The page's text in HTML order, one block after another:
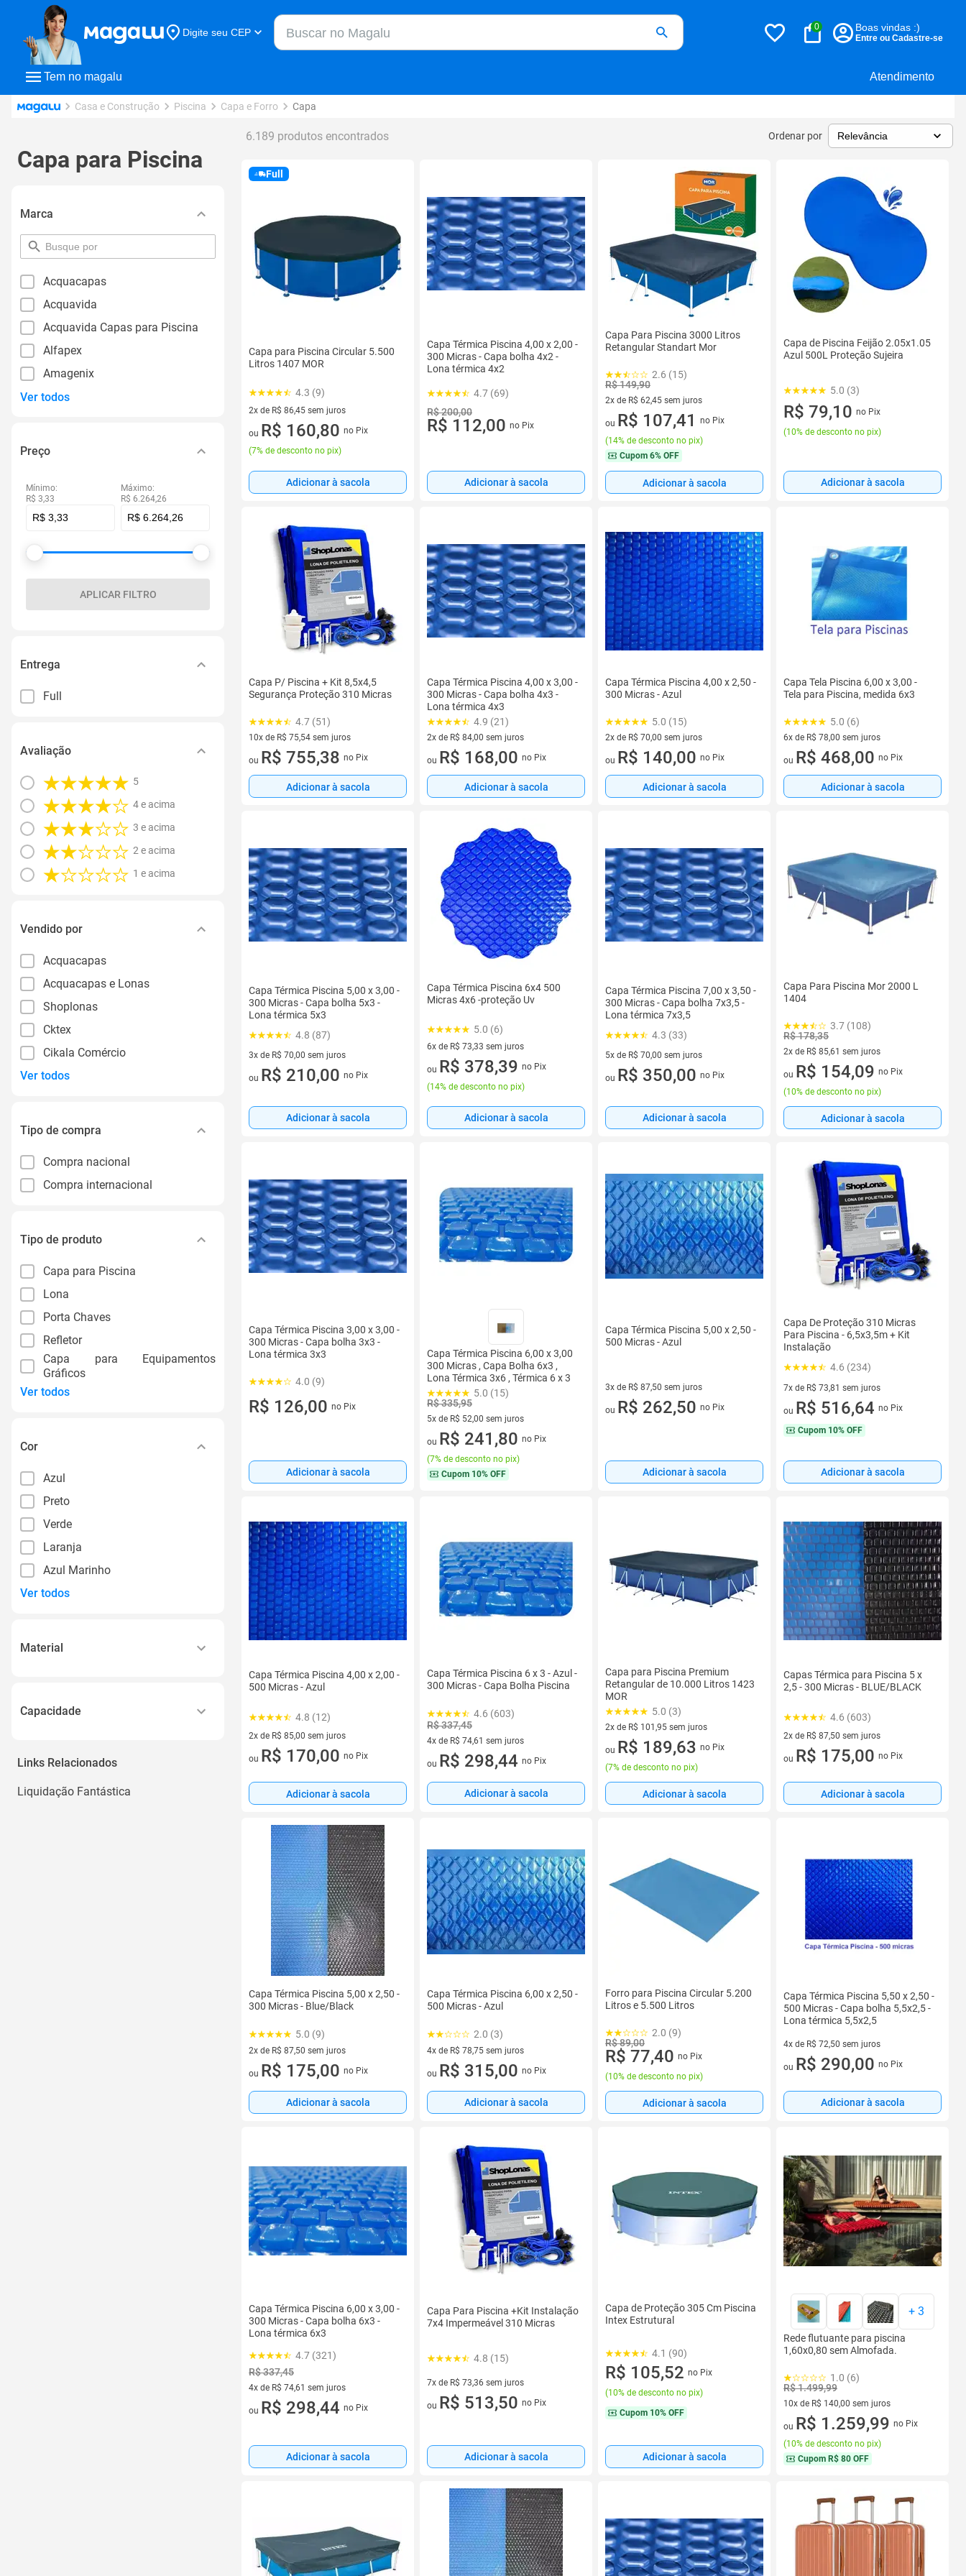
Tem no magalu Atendimento
Digite seu CEP
Buscar no Magalu
0 Boas vindas :)
Entre ou Cadastre-se
Casa e Construção Piscina Capa e Forro Capa
Capa para Piscina
Marca
pesquisar
por
Acquacapas
Acquavida
Acquavida Capas para Piscina
Alfapex
Amagenix
Ver todos
Preço
Mínimo:
R$ 3,33
Máximo:
R$ 6.264,26
APLICAR FILTRO
Entrega
Full
Avaliação
5
4 e acima
3 e acima
2 e acima
1 e acima
Vendido por
Acquacapas
Acquacapas e Lonas
Shoplonas
Cktex
Cikala Comércio
Ver todos
Tipo de compra
Compra nacional
Compra internacional
Tipo de produto
Capa para Piscina
Lona
Porta Chaves
Refletor
Capa para Equipamentos
Gráficos
Ver todos
Cor
Azul
Preto
Verde
Laranja
Azul Marinho
Ver todos
Material
Polyethylene Pe
Ver todos
Capacidade
1500 L
1000 L
Links Relacionados
Liquidação Fantástica
6.189 produtos encontrados Ordenar por
Full
Capa para Piscina Circular 5.500
Litros 1407 MOR
4.3 (9)
2x de R$ 86,45 sem juros
2 vez de R$ 86,45 sem juros
ou R$ 160,80 no Pix
(7% de desconto no pix)
Adicionar à sacola
Capa Térmica Piscina 4,00 x 2,00 -
300 Micras - Capa bolha 4x2 -
Lona térmica 4x2
4.7 (69)
R$ 200,00
R$ 112,00 no Pix
Adicionar à sacola
Capa Para Piscina 3000 Litros
Retangular Standart Mor
2.6 (15)
R$ 149,90
2x de R$ 62,45 sem juros
2 vez de R$ 62,45 sem juros
ou R$ 107,41
no Pix
(14% de desconto no pix)
Cupom 6% OFF
Adicionar à sacola
Capa de Piscina Feijão 2.05x1.05
Azul 500L Proteção Sujeira
5.0 (3)
R$ 79,10 no Pix
(10% de desconto no pix)
Adicionar à sacola
Capa P/ Piscina + Kit 8,5x4,5
Segurança Proteção 310 Micras
4.7 (51)
10x de R$ 75,54 sem juros
10 vez de R$ 75,54 sem juros
ou R$ 755,38 no Pix
Adicionar à sacola
Capa Térmica Piscina 4,00 x 3,00 -
300 Micras - Capa bolha 4x3 -
Lona térmica 4x3
4.9 (21)
2x de R$ 84,00 sem juros
2 vez de R$ 84,00 sem juros
ou R$ 168,00 no Pix
Adicionar à sacola
Capa Térmica Piscina 4,00 x 2,50 -
300 Micras - Azul
5.0 (15)
2x de R$ 70,00 sem juros
2 vez de R$ 70,00 sem juros
ou R$ 140,00 no Pix
Adicionar à sacola
Capa Tela Piscina 6,00 x 3,00 -
Tela para Piscina, medida 6x3
5.0 (6)
6x de R$ 78,00 sem juros
6 vez de R$ 78,00 sem juros
ou R$ 468,00 no Pix
Adicionar à sacola
Capa Térmica Piscina 5,00 x 3,00 -
300 Micras - Capa bolha 5x3 -
Lona térmica 5x3
4.8 (87)
3x de R$ 70,00 sem juros
3 vez de R$ 70,00 sem juros
ou R$ 210,00 no Pix
Adicionar à sacola
Capa Térmica Piscina 6x4 500
Micras 4x6 -proteção Uv
5.0 (6)
6x de R$ 73,33 sem juros
6 vez de R$ 73,33 sem juros
ou R$ 378,39 no Pix
(14% de desconto no pix)
Adicionar à sacola
Capa Térmica Piscina 7,00 x 3,50 -
300 Micras - Capa bolha 7x3,5 -
Lona térmica 7x3,5
4.3 (33)
5x de R$ 70,00 sem juros
5 vez de R$ 70,00 sem juros
ou R$ 350,00 no Pix
Adicionar à sacola
Capa Para Piscina Mor 2000 L
1404
3.7 (108)
R$ 178,35
2x de R$ 85,61 sem juros
2 vez de R$ 85,61 sem juros
ou R$ 154,09 no Pix
(10% de desconto no pix)
Adicionar à sacola
Capa Térmica Piscina 3,00 x 3,00 -
300 Micras - Capa bolha 3x3 -
Lona térmica 3x3
4.0 (9)
R$ 126,00 no Pix
Adicionar à sacola
Capa Térmica Piscina 6,00 x 3,00
300 Micras , Capa Bolha 6x3 ,
Lona Térmica 3x6 , Térmica 6 x 3
5.0 (15)
R$ 335,95
5x de R$ 52,00 sem juros
5 vez de R$ 52,00 sem juros
ou R$ 241,80 no Pix
(7% de desconto no pix)
Cupom 10% OFF
Capa Térmica Piscina 5,00 x 2,50 -
500 Micras - Azul
3x de R$ 87,50 sem juros
3 vez de R$ 87,50 sem juros
ou R$ 262,50 no Pix
Adicionar à sacola
Capa De Proteção 310 Micras
Para Piscina - 6,5x3,5m + Kit
Instalação
4.6 (234)
7x de R$ 73,81 sem juros
7 vez de R$ 73,81 sem juros
ou R$ 516,64 no Pix
Cupom 10% OFF
Adicionar à sacola
Capa Térmica Piscina 4,00 x 2,00 -
500 Micras - Azul
4.8 (12)
2x de R$ 85,00 sem juros
2 vez de R$ 85,00 sem juros
ou R$ 170,00 no Pix
Adicionar à sacola
Capa Térmica Piscina 6 x 3 - Azul -
300 Micras - Capa Bolha Piscina
4.6 (603)
R$ 337,45
4x de R$ 74,61 sem juros
4 vez de R$ 74,61 sem juros
ou R$ 298,44 no Pix
Adicionar à sacola
Capa para Piscina Premium
Retangular de 10.000 Litros 1423
MOR
5.0 (3)
2x de R$ 101,95 sem juros
2 vez de R$ 101,95 sem juros
ou R$ 189,63 no Pix
(7% de desconto no pix)
Adicionar à sacola
Capas Térmica para Piscina 5 x
2,5 - 300 Micras - BLUE/BLACK
4.6 (603)
2x de R$ 87,50 sem juros
2 vez de R$ 87,50 sem juros
ou R$ 175,00 no Pix
Adicionar à sacola
Capa Térmica Piscina 5,00 x 2,50 -
300 Micras - Blue/Black
5.0 (9)
2x de R$ 87,50 sem juros
2 vez de R$ 87,50 sem juros
ou R$ 175,00 no Pix
Adicionar à sacola
Capa Térmica Piscina 6,00 x 2,50 -
500 Micras - Azul
2.0 (3)
4x de R$ 78,75 sem juros
4 vez de R$ 78,75 sem juros
ou R$ 315,00 no Pix
Adicionar à sacola
Forro para Piscina Circular 5.200
Litros e 5.500 Litros
2.0 (9)
R$ 89,00
R$ 77,40 no Pix
(10% de desconto no pix)
Adicionar à sacola
Capa Térmica Piscina 5,50 x 2,50 -
500 Micras - Capa bolha 5,5x2,5 -
Lona térmica 5,5x2,5
4x de R$ 72,50 sem juros
4 vez de R$ 72,50 sem juros
ou R$ 290,00 no Pix
Adicionar à sacola
Capa Térmica Piscina 6,00 x 3,00 -
300 Micras - Capa bolha 6x3 -
Lona térmica 6x3
4.7 (321)
R$ 337,45
4x de R$ 74,61 sem juros
4 vez de R$ 74,61 sem juros
ou R$ 298,44 no Pix
Adicionar à sacola
Capa Para Piscina +Kit Instalação
7x4 Impermeável 310 Micras
4.8 (15)
7x de R$ 73,36 sem juros
7 vez de R$ 73,36 sem juros
ou R$ 513,50 no Pix
Adicionar à sacola
Capa de Proteção 305 Cm Piscina
Intex Estrutural
4.1 (90)
R$ 105,52 no Pix
(10% de desconto no pix)
Cupom 10% OFF
Adicionar à sacola
+ 3
Rede flutuante para piscina
1,60x0,80 sem Almofada.
1.0 (6)
R$ 1.499,99
10x de R$ 140,00 sem juros
10 vez de R$ 140,00 sem juros
ou R$ 1.259,99 no Pix
(10% de desconto no pix)
Cupom R$ 80 OFF